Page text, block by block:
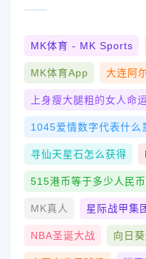
MK体育 - MK Sports
MK体育App 大连阿
上身瘦大腿粗的女人命
1045爱情数字代表什么
寻仙天星石怎么获得
515港币等于多少人民币
MK真人 星际战甲集
NBA圣诞大战 向日